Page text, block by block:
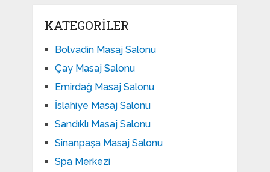
KATEGORILER
Bolvadin Masaj Salonu
Çay Masaj Salonu
Emirdağ Masaj Salonu
İslahiye Masaj Salonu
Sandıklı Masaj Salonu
Sinanpaşa Masaj Salonu
Spa Merkezi